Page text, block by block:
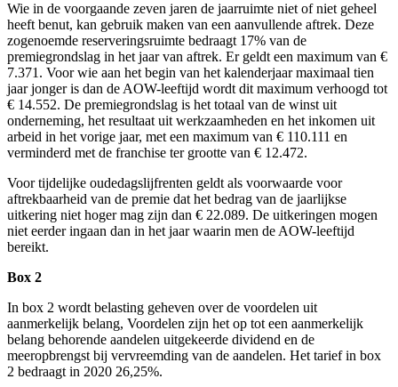
Wie in de voorgaande zeven jaren de jaarruimte niet of niet geheel
heeft benut, kan gebruik maken van een aanvullende aftrek. Deze
zogenoemde reserveringsruimte bedraagt 17% van de
premiegrondslag in het jaar van aftrek. Er geldt een maximum van €
7.371. Voor wie aan het begin van het kalenderjaar maximaal tien
jaar jonger is dan de AOW-leeftijd wordt dit maximum verhoogd tot
€ 14.552. De premiegrondslag is het totaal van de winst uit
onderneming, het resultaat uit werkzaamheden en het inkomen uit
arbeid in het vorige jaar, met een maximum van € 110.111 en
verminderd met de franchise ter grootte van € 12.472.
Voor tijdelijke oudedagslijfrenten geldt als voorwaarde voor
aftrekbaarheid van de premie dat het bedrag van de jaarlijkse
uitkering niet hoger mag zijn dan € 22.089. De uitkeringen mogen
niet eerder ingaan dan in het jaar waarin men de AOW-leeftijd
bereikt.
Box 2
In box 2 wordt belasting geheven over de voordelen uit
aanmerkelijk belang, Voordelen zijn het op tot een aanmerkelijk
belang behorende aandelen uitgekeerde dividend en de
meeropbrengst bij vervreemding van de aandelen. Het tarief in box
2 bedraagt in 2020 26,25%.